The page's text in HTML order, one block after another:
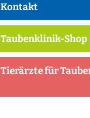
Kontakt
Taubenklinik-Shop
Tierärzte für